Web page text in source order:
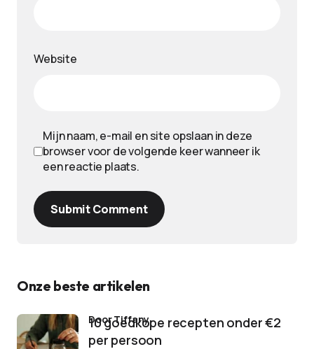
Website
Mijn naam, e-mail en site opslaan in deze
browser voor de volgende keer wanneer ik
een reactie plaats.
Submit Comment
Onze beste artikelen
10 goedkope recepten onder €2
per persoon
door Tiffany